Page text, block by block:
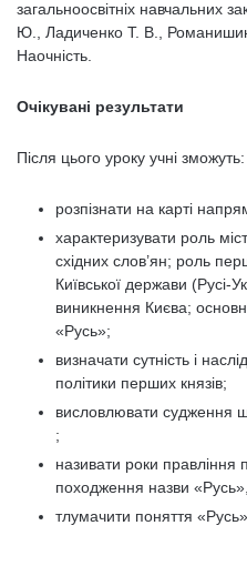
загальноосвітніх навчальних
Ю., Ладиченко Т. В.,
Наочність.
Очікувані результати
Після цього уроку учні зможуть:
розпізнати на карті
характеризувати роль
східних слов’ян; роль
Київської держави (Русі-
виникнення Києва;
«Русь»;
визначати сутність і
політики перших князів;
висловлювати судження
;
називати роки правління
походження назви
тлумачити поняття